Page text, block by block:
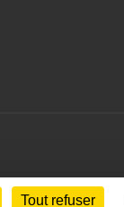
Tout refuser